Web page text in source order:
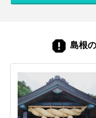
島根